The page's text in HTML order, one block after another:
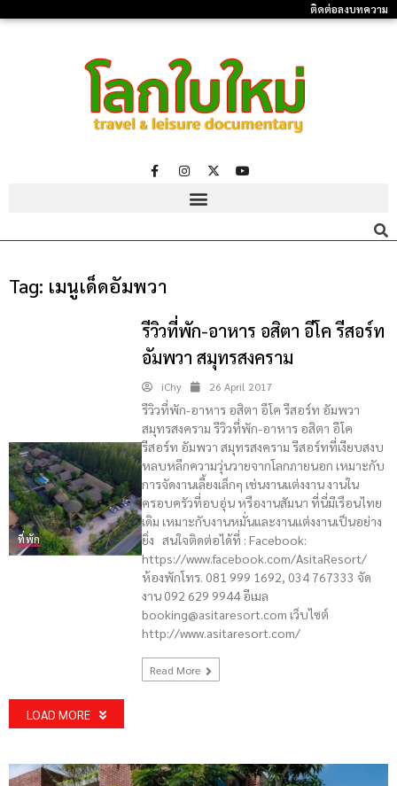
ติดต่อลงบทความ
Tag: เมนูเด็ดอัมพวา
ที่พัก
รีวิวที่พัก-อาหาร อสิตา อีโค รีสอร์ท
อัมพวา สมุทรสงคราม
iChy 26 April 2017
รีวิวที่พัก-อาหาร อสิตา อีโค รีสอร์ท อัมพวา
สมุทรสงคราม รีวิวที่พัก-อาหาร อสิตา อีโค
รีสอร์ท อัมพวา สมุทรสงคราม รีสอร์ทที่เงียบสงบ
หลบหลีกความวุ่นวายจากโลกภายนอก เหมาะกับ
การจัดงานเลี้ยงเล็กๆ เช่นงานแต่งงาน งานใน
ครอบครัวที่อบอุ่น หรืองานสัมนา ที่นี่มีเรือนไทย
เดิม เหมาะกับงานหมั่นและงานแต่งงานเป็นอย่าง
ยิ่ง สนใจติดต่อได้ที่ : Facebook:
https://www.facebook.com/AsitaResort/
ห้องพักโทร. 081 999 1692, 034 767333 จัด
งาน 092 629 9944 อีเมล
booking@asitaresort.com เว็บไซต์
http://www.asitaresort.com/
Read More
LOAD MORE